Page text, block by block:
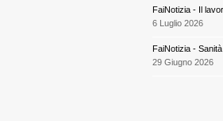
FaiNotizia - Il
6 Luglio 2026
FaiNotizia -
29 Giugno 2026